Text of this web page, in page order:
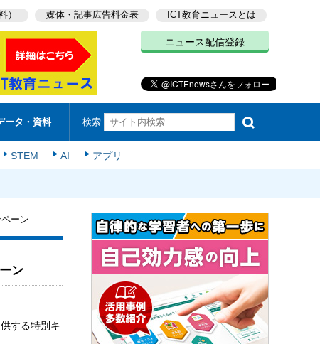
） 媒体・記事広告料金表 ICT教育ニュースとは
ニュース配信登録
ータ・資料 検索
STEM AI アプリ
ーン
ン
する特別キ